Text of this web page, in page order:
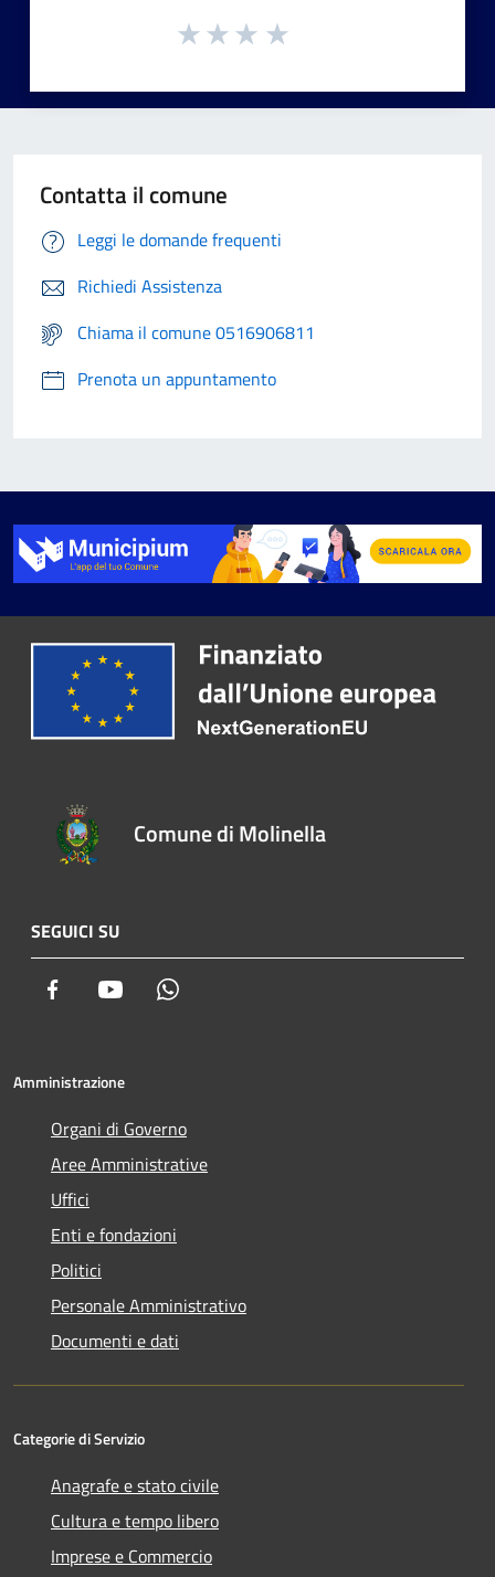
Contatta il comune
Leggi le domande frequenti
Richiedi Assistenza
Chiama il comune 0516906811
Prenota un appuntamento
Comune di Molinella
SEGUICI SU
Facebook Youtube
Amministrazione
Organi di Governo
Aree Amministrative
Uffici
Enti e fondazioni
Politici
Personale Amministrativo
Documenti e dati
Categorie di Servizio
Anagrafe e stato civile
Cultura e tempo libero
Imprese e Commercio